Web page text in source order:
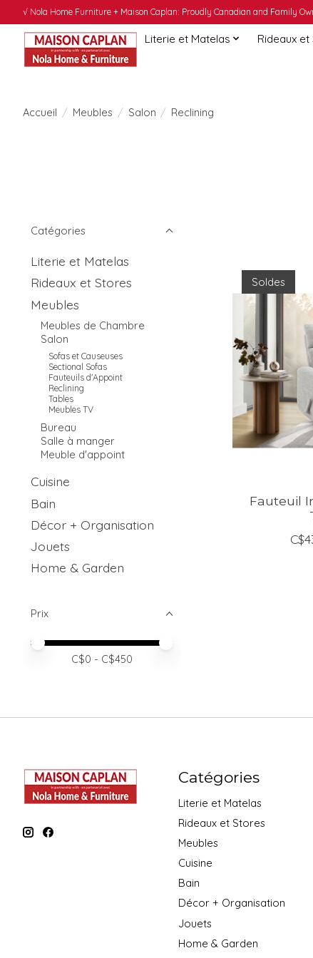
√ Nola Home Furniture + Maison Caplan: Proudly Canadian and Family
Literie et Matelas Rideaux
Accueil / Meubles / Salon / Reclining
Catégories
Literie et Matelas
Rideaux et Stores
Meubles
Meubles de Chambre
Salon
Sofas et Causeuses
Sectional Sofas
Fauteuils d'Appoint
Reclining
Tables
Meubles TV
Bureau
Salle à manger
Meuble d'appoint
Cuisine
Bain
Décor + Organisation
Jouets
Home & Garden
Prix
Prix minimum
Price maximum value
C$0 - C$450
Soldes
Fauteuil
Catégories
Literie et Matelas
Rideaux et Stores
Meubles
Cuisine
Bain
Décor + Organisation
Jouets
Home & Garden